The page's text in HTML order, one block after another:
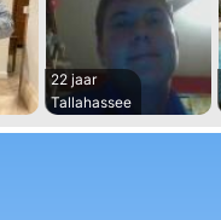
22 jaar
Tallahassee